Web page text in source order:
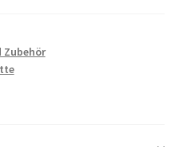
Zubehör